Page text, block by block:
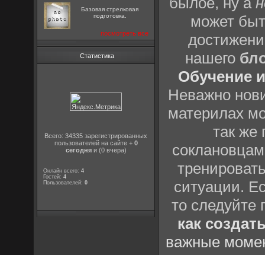
Базовая стрелковая
подготовка.
посмотреть все
Статистика
Всего: 34335 зарегистрированных
пользователей на сайте + 0
сегодняи (0 вчера)
Онлайн всего:4
Гостей:4
Пользователей:0
может
нашего
Обучение
Неважно
материлах
так же
ситуации.
то
как
важные